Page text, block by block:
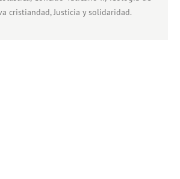
cristiandad, Justicia y solidaridad.